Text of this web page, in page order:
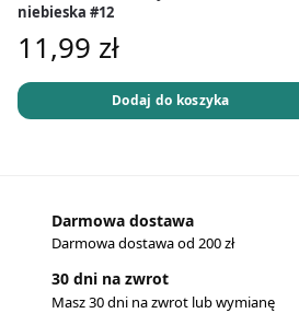
niebieska #12
11,99 zł
Dodaj do koszyka
Darmowa dostawa
Darmowa dostawa od 200 zł
30 dni na zwrot
Masz 30 dni na zwrot lub wymianę